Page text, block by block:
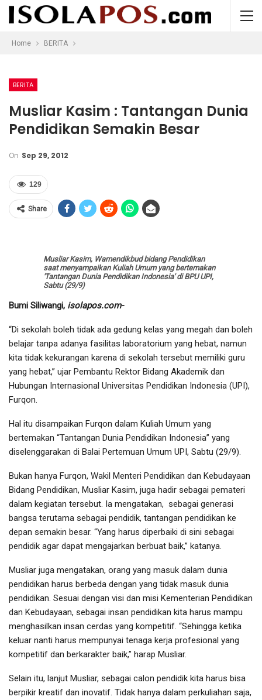
Home BERITA
BERITA
Musliar Kasim : Tantangan Dunia
Pendidikan Semakin Besar
On Sep 29, 2012
129
Share
Musliar Kasim, Wamendikbud bidang Pendidikan
saat menyampaikan Kuliah Umum yang bertemakan
'Tantangan Dunia Pendidikan Indonesia' di BPU UPI,
Sabtu (29/9)
Bumi Siliwangi, isolapos.com-
“Di sekolah boleh tidak ada gedung kelas yang megah dan boleh
belajar tanpa adanya fasilitas laboratorium yang hebat, namun
kita tidak kekurangan karena di sekolah tersebut memiliki guru
yang hebat,” ujar Pembantu Rektor Bidang Akademik dan
Hubungan Internasional Universitas Pendidikan Indonesia (UPI),
Furqon.
Hal itu disampaikan Furqon dalam Kuliah Umum yang
bertemakan “Tantangan Dunia Pendidikan Indonesia” yang
diselenggarakan di Balai Pertemuan Umum UPI, Sabtu (29/9).
Bukan hanya Furqon, Wakil Menteri Pendidikan dan Kebudayaan
Bidang Pendidikan, Musliar Kasim, juga hadir sebagai pemateri
dalam kegiatan tersebut. Ia mengatakan, sebagai generasi
bangsa terutama sebagai pendidik, tantangan pendidikan ke
depan semakin besar. “Yang harus diperbaiki di sini sebagai
pendidik agar dapat mengajarkan berbuat baik,” katanya.
Musliar juga mengatakan, orang yang masuk dalam dunia
pendidikan harus berbeda dengan yang tidak masuk dunia
pendidikan. Sesuai dengan visi dan misi Kementerian Pendidikan
dan Kebudayaan, sebagai insan pendidikan kita harus mampu
menghasilkan insan cerdas yang kompetitif. “Sehingga ketika
keluar nanti harus mempunyai tenaga kerja profesional yang
kompetitif dan berkarakter baik,” harap Musliar.
Selain itu, lanjut Musliar, sebagai calon pendidik kita harus bisa
berpikir kreatif dan inovatif. Tidak hanya dalam perkuliahan saja,